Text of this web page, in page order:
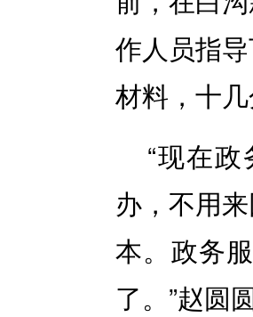
作人员指
材料，十
“现在
办，不用
本。政务
了。”赵圆